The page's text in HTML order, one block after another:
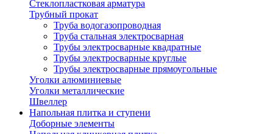
Стеклопластковая арматура
Трубный прокат
Труба водогазопроводная
Труба стальная электросварная
Трубы электросварные квадратные
Трубы электросварные круглые
Трубы электросварные прямоугольные
Уголки алюминиевые
Уголки металлические
Швеллер
Напольная плитка и ступени
Доборные элементы